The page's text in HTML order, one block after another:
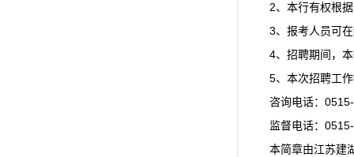
2、本行有权根
3、报考人员可
4、招聘期间，
5、本次招聘工
咨询电话：
监督电话：
本简章由江苏建